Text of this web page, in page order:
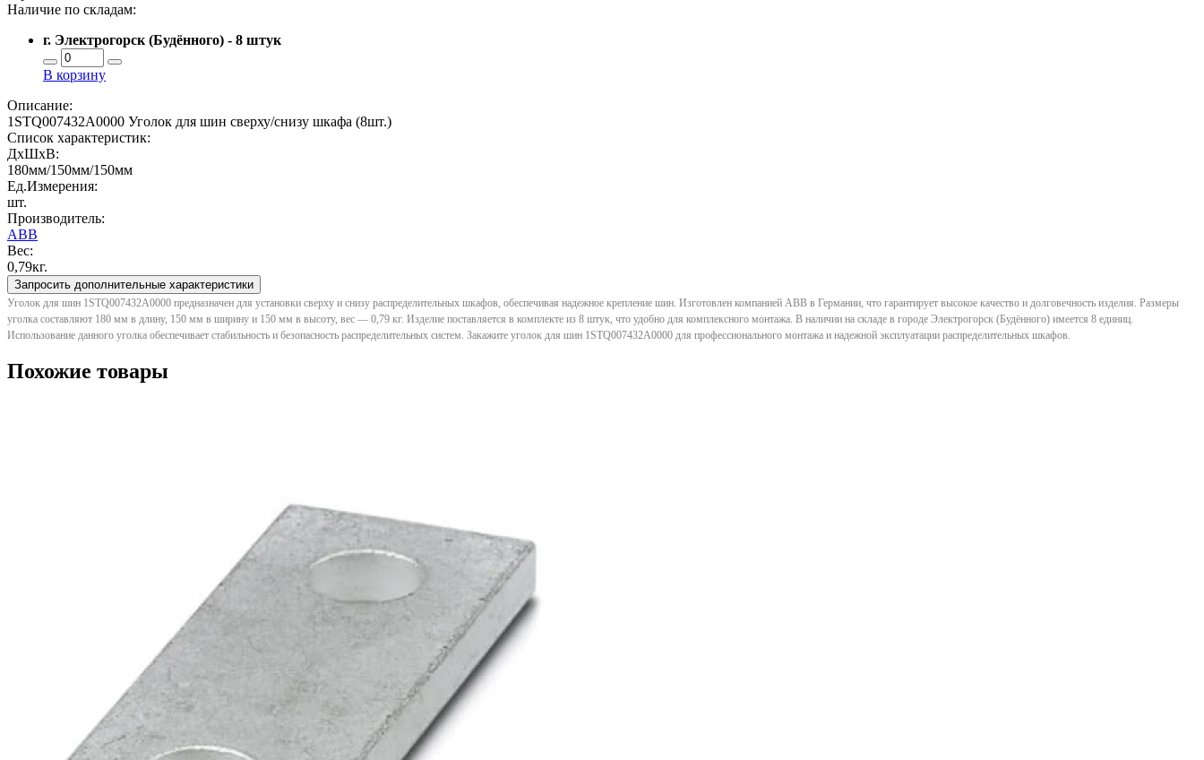
Наличие по складам:
г. Электрогорск (Будённого) - 8 штук
В корзину
Описание:
1STQ007432A0000 Уголок для шин сверху/снизу шкафа (8шт.)
Список характеристик:
ДxШxВ:
180мм/150мм/150мм
Ед.Измерения:
шт.
Производитель:
ABB
Вес:
0,79кг.
Запросить дополнительные характеристики
Уголок для шин 1STQ007432A0000 предназначен для установки сверху и снизу распределительных шкафов, обеспечивая надежное крепление шин. Изготовлен компанией ABB в Германии, что гарантирует высокое качество и долговечность изделия. Размеры
уголка составляют 180 мм в длину, 150 мм в ширину и 150 мм в высоту, вес — 0,79 кг. Изделие поставляется в комплекте из 8 штук, что удобно для комплексного монтажа. В наличии на складе в городе Электрогорск (Будённого) имеется 8 единиц.
Использование данного уголка обеспечивает стабильность и безопасность распределительных систем. Закажите уголок для шин 1STQ007432A0000 для профессионального монтажа и надежной эксплуатации распределительных шкафов.
Похожие товары